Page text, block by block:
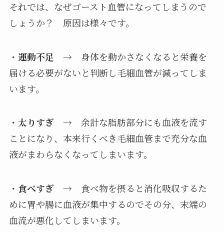
それでは、なぜゴースト血管になってしまうので
しょうか？ 原因は様々です。
・ 運動不足 → 身体を動かさなくなると栄養を
届ける必要がないと判断し毛細血管が減ってしま
います。
・ 太りすぎ → 余計な脂肪部分にも血液を流す
ことになり、本来行くべき毛細血管まで充分な血
液がまわらなくなってしまいます。
・ 食べすぎ → 食べ物を摂ると消化吸収するた
めに胃や腸に血液が集中するのでその分、末端の
血流が悪化してしまいます。